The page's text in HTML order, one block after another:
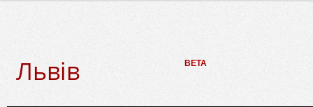
Львів BETA